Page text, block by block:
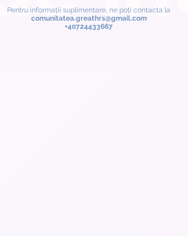
Pentru informații suplimentare, ne poți contacta la
comunitatea.greathrs@gmail.com
+40724433667